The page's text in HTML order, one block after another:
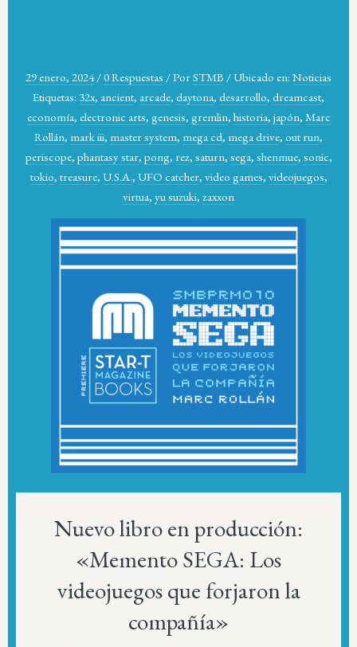
29 enero, 2024 /0 Respuestas /PorSTMB / Ubicado en: Noticias
Etiquetas: 32x, ancient, arcade, daytona, desarrollo, dreamcast,
economía, electronic arts, genesis, gremlin, historia, japón, Marc
Rollán, mark iii, master system, mega cd, mega drive, out run,
periscope, phantasy star, pong, rez, saturn, sega, shenmue, sonic,
tokio, treasure, U.S.A., UFO catcher, video games, videojuegos,
virtua, yu suzuki, zaxxon
Nuevo libro en producción:
«Memento SEGA: Los
videojuegos que forjaron la
compañía»